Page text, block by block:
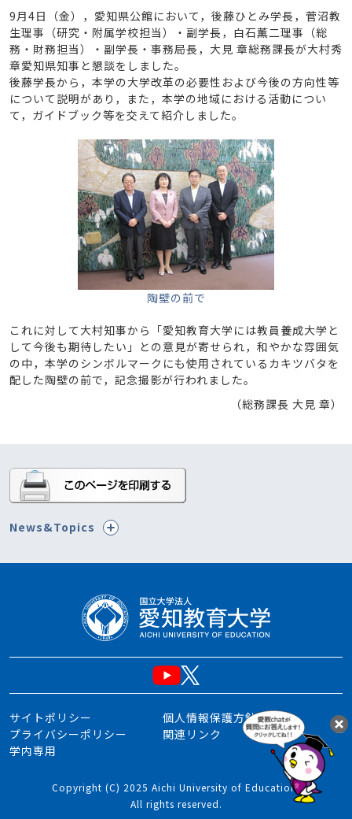
9月4日（金），愛知県公館において，後藤ひとみ学長，菅沼教
生理事（研究・附属学校担当）・副学長，白石薫二理事（総
務・財務担当）・副学長・事務局長，大見 章総務課長が大村秀
章愛知県知事と懇談をしました。
後藤学長から，本学の大学改革の必要性および今後の方向性等
について説明があり，また，本学の地域における活動につい
て，ガイドブック等を交えて紹介しました。
陶壁の前で
これに対して大村知事から「愛知教育大学には教員養成大学と
して今後も期待したい」との意見が寄せられ，和やかな雰囲気
の中，本学のシンボルマークにも使用されているカキツバタを
配した陶壁の前で，記念撮影が行われました。
（総務課長 大見 章）
News&Topics
サイトポリシー
個人情報保護方針
プライバシーポリシー
関連リンク
学内専用
Copyright (C) 2025 Aichi University of Education.
All rights reserved.